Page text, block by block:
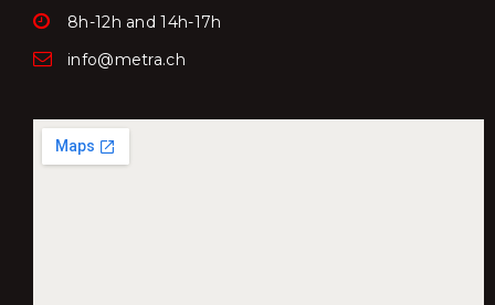
8h-12h and 14h-17h
info@metra.ch